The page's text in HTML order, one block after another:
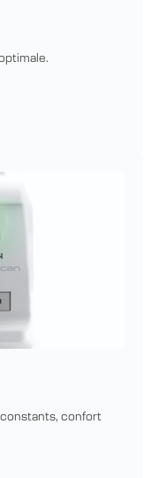
confort